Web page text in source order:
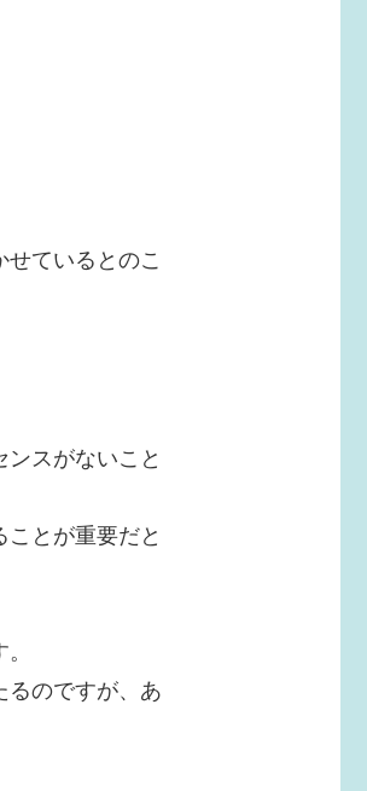
ているとのこ
スがないこと
とが重要だと
るのですが、あ